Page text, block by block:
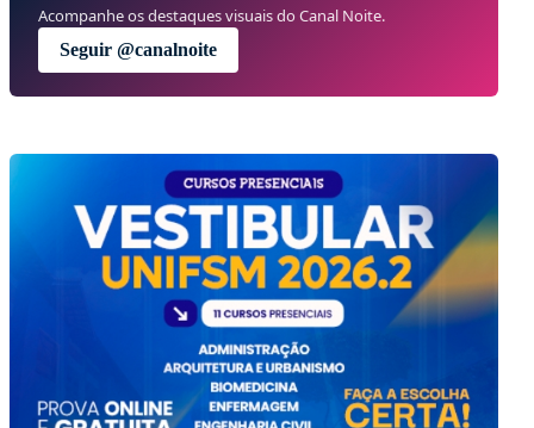
Acompanhe os destaques visuais do Canal Noite.
Seguir @canalnoite